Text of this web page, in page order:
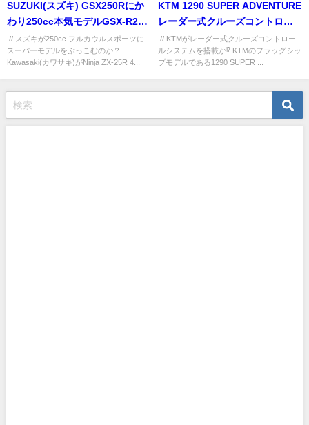
SUZUKI(スズキ) GSX250Rにか
わり250cc本気モデルGSX-R250
を開発中!?
// スズキが250cc フルカウルスポーツに
スーパーモデルをぶっこむのか？
Kawasaki(カワサキ)がNinja ZX-25R 4...
KTM 1290 SUPER ADVENTURE
レーダー式クルーズコントロー
ル適用?
// KTMがレーダー式クルーズコントロー
ルシステムを搭載か⁉ KTMのフラッグシッ
プモデルである1290 SUPER ...